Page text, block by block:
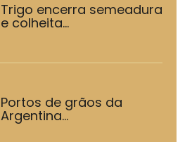
Trigo encerra semeadura
e colheita...
Portos de grãos da
Argentina...